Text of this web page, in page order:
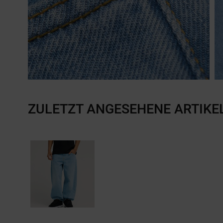
ZULETZT ANGESEHENE